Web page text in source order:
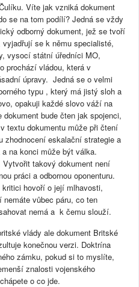
Víte jak vzniká dokument
se na tom podílí? Jedná se vždy
odborný dokument, jež se tvoří
vyjadřují se k němu specialisté,
vysocí státní úředníci MO,
prochází vládou, která v
úpravy. Jedná se o velmi
typu , který má jistý sloh a
opakuji každé slovo váží na
bude čten jak spojenci,
textu dokumentu může při čtení
zhodnocení eskalační strategie a
na konci může být válka.
takový dokument není
práci a odbornou oponenturu.
hovoří o její mlhavosti,
vůbec páru, co ten
nemá a k čemu slouží.
vlády ale dokument Britské
konečnou verzi. Doktrína
zámku, pokud si to myslíte,
znalosti vojenského
o co jde.